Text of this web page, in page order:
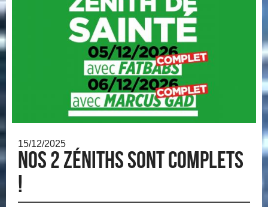
15/12/2025
Nos 2 Zéniths sont complets
!